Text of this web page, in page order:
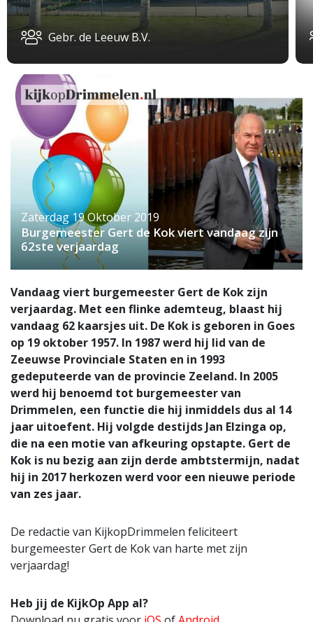
Gebr. de Leeuw B.V.
Zaterdag 19 Oktober 2019
Burgemeester Gert de Kok viert vandaag zijn
62ste verjaardag
Vandaag viert burgemeester Gert de Kok zijn
verjaardag. Met een flinke ademteug, blaast hij
vandaag 62 kaarsjes uit. De Kok is geboren in Goes
op 19 oktober 1957. In 1987 werd hij lid van de
Zeeuwse Provinciale Staten en in 1993
gedeputeerde van de provincie Zeeland. In 2005
werd hij benoemd tot burgemeester van
Drimmelen, een functie die hij inmiddels dus al 14
jaar uitoefent. Hij volgde destijds Jan Elzinga op,
die na een motie van afkeuring opstapte. Gert de
Kok is nu bezig aan zijn derde ambtstermijn, nadat
hij in 2017 herkozen werd voor een nieuwe periode
van zes jaar.
De redactie van KijkopDrimmelen feliciteert
burgemeester Gert de Kok van harte met zijn
verjaardag!
Heb jij de KijkOp App al?